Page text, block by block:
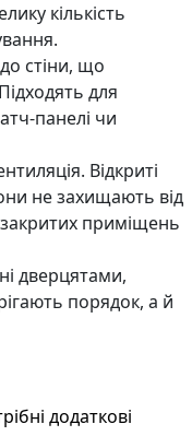
кількість
стіни, що
для
панелі чи
Відкриті
не захищають від
приміщень
дверцятами,
порядок, а й
додаткові